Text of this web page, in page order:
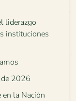
liderazgo
instituciones
de 2026
en la Nación